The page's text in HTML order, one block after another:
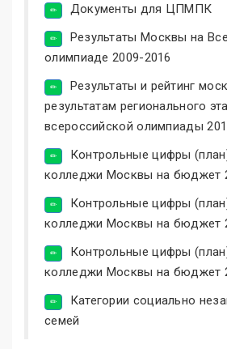
Документы для ЦПМПК
Результаты Москвы на
олимпиаде 2009-2016
Результаты и рейтинг
результатам регионального
всероссийской олимпиады
Контрольные цифры
колледжи Москвы на бюджет
Контрольные цифры
колледжи Москвы на бюджет
Контрольные цифры
колледжи Москвы на бюджет
Категории социально
семей